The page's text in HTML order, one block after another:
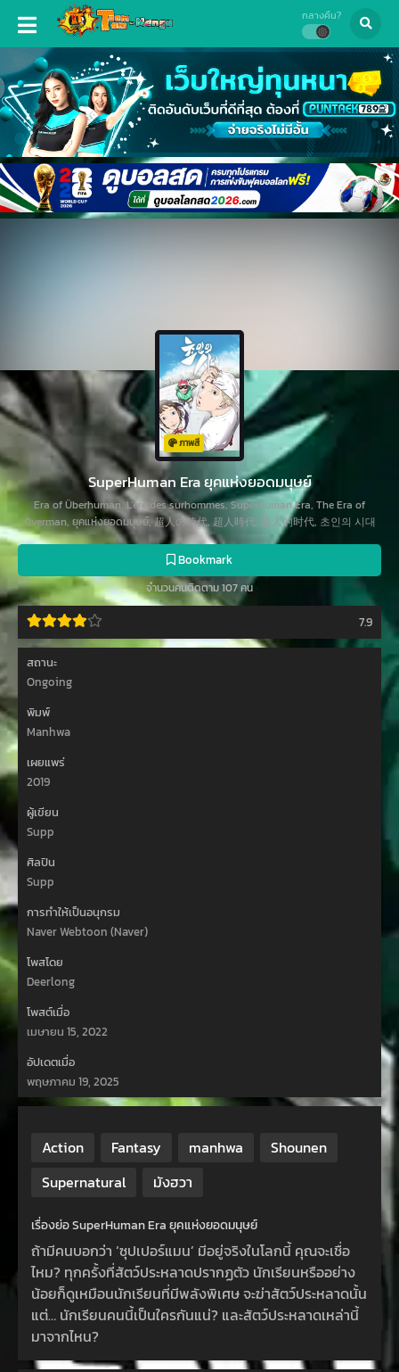
กลางคืน?
ภาพสี
SuperHuman Era ยุคแห่งยอดมนุษย์
Era of Überhuman, L'ère des surhommes, Superhuman Era, The Era of
Overman, ยุคแห่งยอดมนุษย์, 超人の時代, 超人時代, 超人的时代, 초인의 시대
Bookmark
จำนวนคนติดตาม 107 คน
7.9
สถานะ
Ongoing
พิมพ์
Manhwa
เผยแพร่
2019
ผู้เขียน
Supp
ศิลปิน
Supp
การทำให้เป็นอนุกรม
Naver Webtoon (Naver)
โพสโดย
Deerlong
โพสต์เมื่อ
เมษายน 15, 2022
อัปเดตเมื่อ
พฤษภาคม 19, 2025
Action Fantasy manhwa
Shounen
Supernatural
มังฮวา
เรื่องย่อ SuperHuman Era ยุคแห่งยอดมนุษย์
ถ้ามีคนบอกว่า ‘ซุปเปอร์แมน’ มีอยู่จริงในโลกนี้ คุณจะเชื่อ
ไหม? ทุกครั้งที่สัตว์ประหลาดปรากฏตัว นักเรียนหรืออย่าง
น้อยก็ดูเหมือนนักเรียนที่มีพลังพิเศษ จะฆ่าสัตว์ประหลาดนั้น
แต่… นักเรียนคนนี้เป็นใครกันแน่? และสัตว์ประหลาดเหล่านี้
มาจากไหน?